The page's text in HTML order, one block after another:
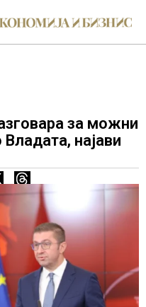
за можни
најави